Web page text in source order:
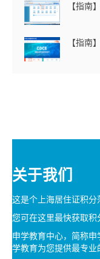
【指南
【指南
关于我们
这是个上海居住证积分
您可在这里最快获取
申学教育中心，简称
学教育为您提供最专